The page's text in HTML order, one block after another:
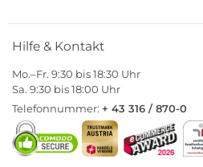
Hilfe & Kontakt
Mo.–Fr. 9:30 bis 18:30 Uhr
Sa. 9:30 bis 18:00 Uhr
Telefonnummer: + 43 316 / 870-0